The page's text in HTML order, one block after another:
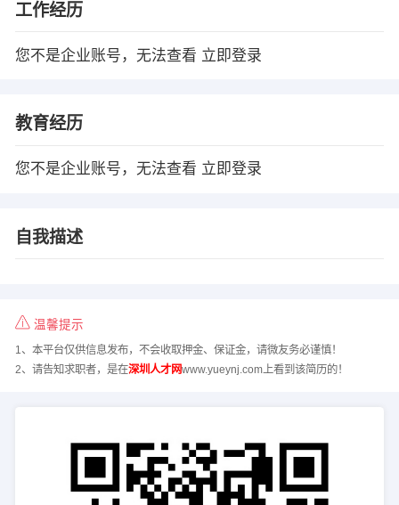
工作经历
您不是企业账号，无法查看 立即登录
教育经历
您不是企业账号，无法查看 立即登录
自我描述
温馨提示
1、本平台仅供信息发布，不会收取押金、保证金，请微友务必谨慎！
2、请告知求职者，是在深圳人才网www.yueynj.com上看到该简历的！